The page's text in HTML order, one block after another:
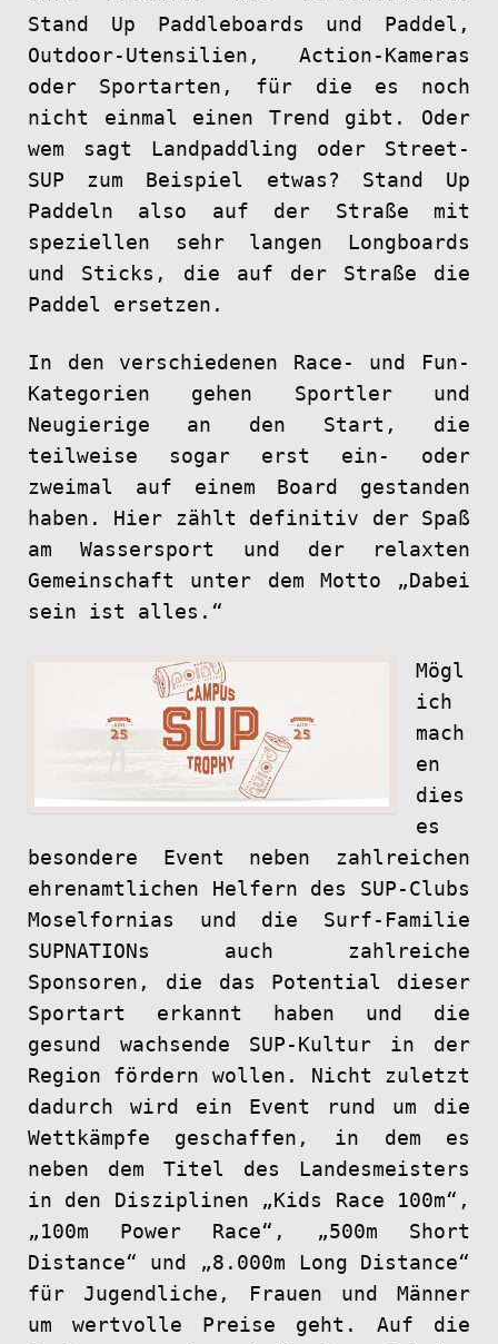
Stand Up Paddleboards und Paddel,
Outdoor-Utensilien, Action-Kameras
oder Sportarten, für die es noch
nicht einmal einen Trend gibt. Oder
wem sagt Landpaddling oder Street-
SUP zum Beispiel etwas? Stand Up
Paddeln also auf der Straße mit
speziellen sehr langen Longboards
und Sticks, die auf der Straße die
Paddel ersetzen.
In den verschiedenen Race- und Fun-
Kategorien gehen Sportler und
Neugierige an den Start, die
teilweise sogar erst ein- oder
zweimal auf einem Board gestanden
haben. Hier zählt definitiv der Spaß
am Wassersport und der relaxten
Gemeinschaft unter dem Motto „Dabei
sein ist alles.“
Mögl
ich
mach
en
dies
es
besondere Event neben zahlreichen
ehrenamtlichen Helfern des SUP-Clubs
Moselfornias und die Surf-Familie
SUPNATIONs auch zahlreiche
Sponsoren, die das Potential dieser
Sportart erkannt haben und die
gesund wachsende SUP-Kultur in der
Region fördern wollen. Nicht zuletzt
dadurch wird ein Event rund um die
Wettkämpfe geschaffen, in dem es
neben dem Titel des Landesmeisters
in den Disziplinen „Kids Race 100m“,
„100m Power Race“, „500m Short
Distance“ und „8.000m Long Distance“
für Jugendliche, Frauen und Männer
um wertvolle Preise geht. Auf die